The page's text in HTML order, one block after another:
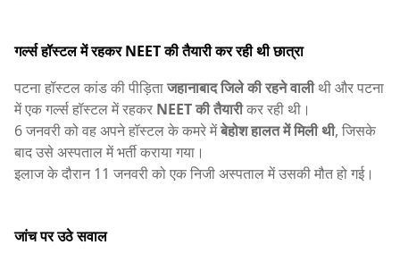
गर्ल्स हॉस्टल में रहकर NEET की तैयारी कर रही थी छात्रा
पटना हॉस्टल कांड की पीड़िताजहानाबाद जिले की रहने वालीथी और पटना
में एक गर्ल्स हॉस्टल में रहकर NEET की तैयारीकर रही थी।
6 जनवरी को वह अपने हॉस्टल के कमरे मेंबेहोश हालत में मिली थी, जिसके
बाद उसे अस्पताल में भर्ती कराया गया।
इलाज के दौरान 11 जनवरी को एक निजी अस्पताल में उसकी मौत हो गई।
जांच पर उठे सवाल